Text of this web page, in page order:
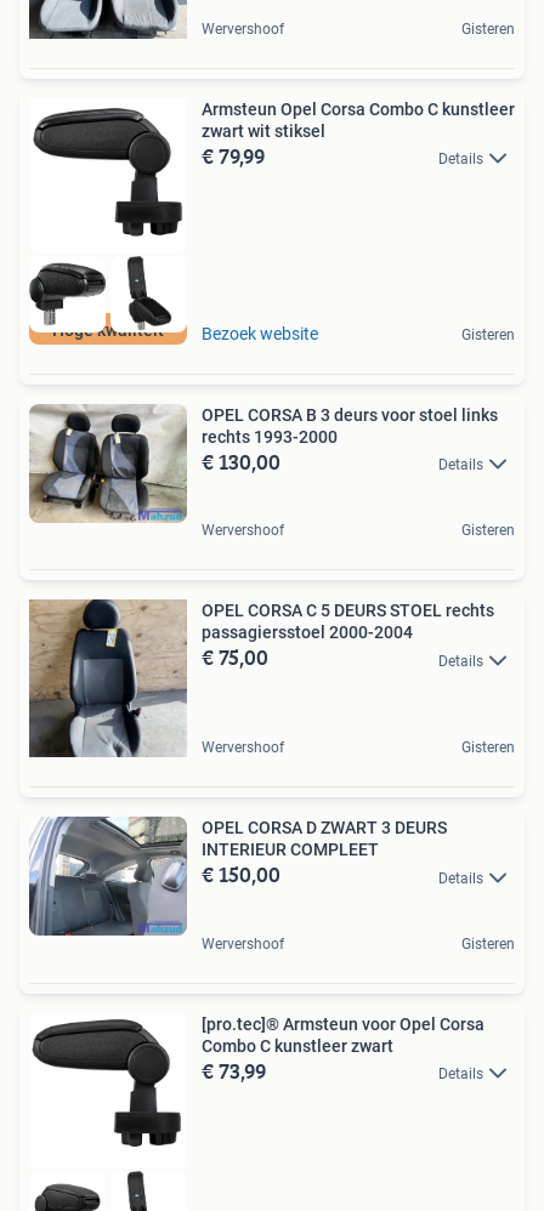
Wervershoof Gisteren
Hoge kwaliteit
Armsteun Opel Corsa Combo C kunstleer
zwart wit stiksel
€ 79,99 Details
Bezoek website Gisteren
OPEL CORSA B 3 deurs voor stoel links
rechts 1993-2000
€ 130,00 Details
Wervershoof Gisteren
OPEL CORSA C 5 DEURS STOEL rechts
passagiersstoel 2000-2004
€ 75,00 Details
Wervershoof Gisteren
OPEL CORSA D ZWART 3 DEURS
INTERIEUR COMPLEET
€ 150,00 Details
Wervershoof Gisteren
[pro.tec]® Armsteun voor Opel Corsa
Combo C kunstleer zwart
€ 73,99 Details